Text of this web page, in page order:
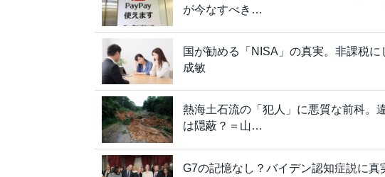
が今なすべき…
国が勧める「NISA」の真実。非課税
成敏
熱海土石流の「犯人」に悪質な前科。
は隠蔽？＝山…
G7の記憶なし？バイデン認知症説に